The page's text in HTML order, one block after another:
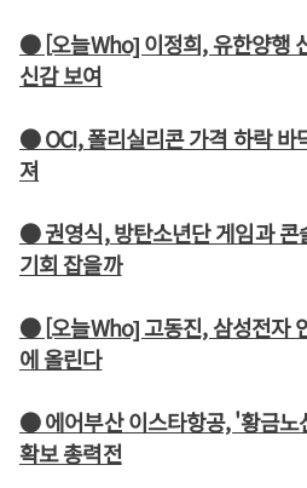
● [오늘Who] 이정희, 유한양행
신감 보여
● OCI, 폴리실리콘 가격 하락 바
져
● 권영식, 방탄소년단 게임과 콘
기회 잡을까
● [오늘Who] 고동진, 삼성전자
에 올린다
● 에어부산 이스타항공, '황금노
확보 총력전